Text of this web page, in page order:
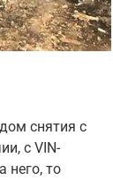
снятия с
с VIN-
него, то